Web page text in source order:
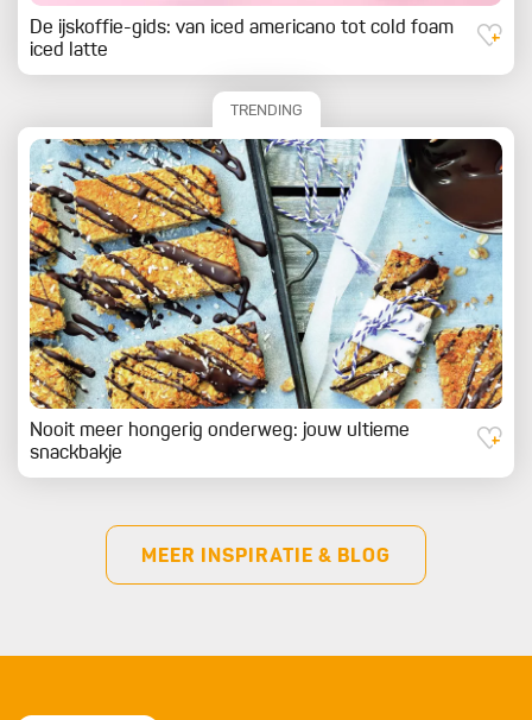
De ijskoffie-gids: van iced americano tot cold foam
iced latte
TRENDING
Nooit meer hongerig onderweg: jouw ultieme
snackbakje
MEER INSPIRATIE & BLOG